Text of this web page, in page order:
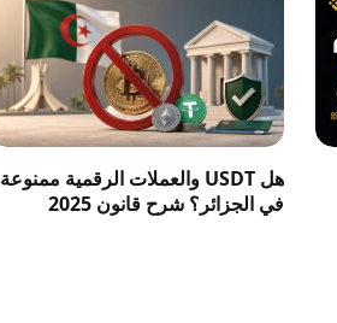
هل USDT والعملات الرقمية ممنوعة
في الجزائر؟ شرح قانون 2025